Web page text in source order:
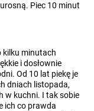
Piec 10 minut
kilku minutach
i dosłownie
Od 10 lat piekę je
dniach listopada,
w kuchni. I tak sobie
ich co prawda